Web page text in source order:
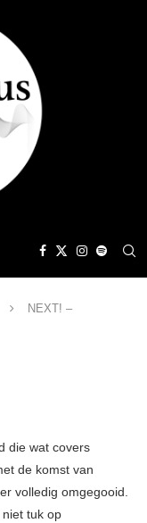
NEXT! –
die wat covers
de komst van
volledig omgegooid.
tuk op